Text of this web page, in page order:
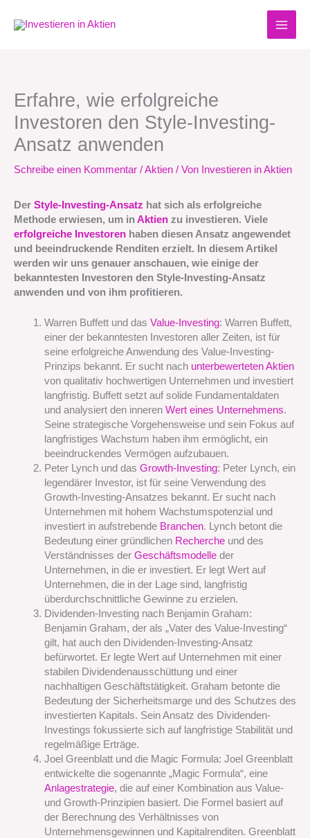
Inhalt
Erfahre, wie erfolgreiche
Investoren den Style-Investing-
Ansatz anwenden
Schreibe einen Kommentar /Aktien / Von Investieren in Aktien
Der Style-Investing-Ansatz hat sich als erfolgreiche
Methode erwiesen, um inAktien zu investieren. Viele
erfolgreiche Investoren haben diesen Ansatz angewendet
und beeindruckende Renditen erzielt. In diesem Artikel
werden wir uns genauer anschauen, wie einige der
bekanntesten Investoren den Style-Investing-Ansatz
anwenden und von ihm profitieren.
Warren Buffett und das Value-Investing: Warren Buffett,
einer der bekanntesten Investoren aller Zeiten, ist für
seine erfolgreiche Anwendung des Value-Investing-
Prinzips bekannt. Er sucht nach unterbewerteten Aktien
von qualitativ hochwertigen Unternehmen und investiert
langfristig. Buffett setzt auf solide Fundamentaldaten
und analysiert den inneren Wert eines Unternehmens.
Seine strategische Vorgehensweise und sein Fokus auf
langfristiges Wachstum haben ihm ermöglicht, ein
beeindruckendes Vermögen aufzubauen.
Peter Lynch und das Growth-Investing: Peter Lynch, ein
legendärer Investor, ist für seine Verwendung des
Growth-Investing-Ansatzes bekannt. Er sucht nach
Unternehmen mit hohem Wachstumspotenzial und
investiert in aufstrebende Branchen. Lynch betont die
Bedeutung einer gründlichen Rechercheund des
Verständnisses der Geschäftsmodelleder
Unternehmen, in die er investiert. Er legt Wert auf
Unternehmen, die in der Lage sind, langfristig
überdurchschnittliche Gewinne zu erzielen.
Dividenden-Investing nach Benjamin Graham:
Benjamin Graham, der als „Vater des Value-Investing“
gilt, hat auch den Dividenden-Investing-Ansatz
befürwortet. Er legte Wert auf Unternehmen mit einer
stabilen Dividendenausschüttung und einer
nachhaltigen Geschäftstätigkeit. Graham betonte die
Bedeutung der Sicherheitsmarge und des Schutzes des
investierten Kapitals. Sein Ansatz des Dividenden-
Investings fokussierte sich auf langfristige Stabilität und
regelmäßige Erträge.
Joel Greenblatt und die Magic Formula: Joel Greenblatt
entwickelte die sogenannte „Magic Formula“, eine
Anlagestrategie, die auf einer Kombination aus Value-
und Growth-Prinzipien basiert. Die Formel basiert auf
der Berechnung des Verhältnisses von
Unternehmensgewinnen und Kapitalrenditen. Greenblatt